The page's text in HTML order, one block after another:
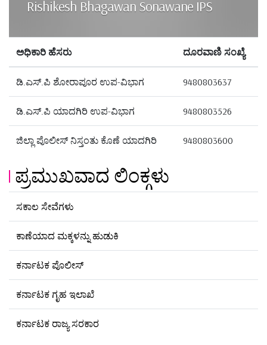
Rishikesh Bhagawan Sonawane IPS
ಅಧಿಕಾರಿ ಹೆಸರು ದೂರವಾಣಿ ಸಂಖ್ಯೆ
ಡಿ.ಎಸ್.ಪಿ ಶೋರಾಪೂರ ಉಪ-ವಿಭಾಗ 9480803637
ಡಿ.ಎಸ್.ಪಿ ಯಾದಗಿರಿ ಉಪ-ವಿಭಾಗ 9480803526
ಜಿಲ್ಲಾ ಪೊಲೀಸ್ ನಿಸ್ತಂತು ಕೊಣೆ ಯಾದಗಿರಿ 9480803600
ಪ್ರಮುಖವಾದ ಲಿಂಕ್ಗಳು
ಸಕಾಲ ಸೇವೆಗಳು
ಕಾಣೆಯಾದ ಮಕ್ಕಳನ್ನು ಹುಡುಕಿ
ಕರ್ನಾಟಕ ಪೊಲೀಸ್
ಕರ್ನಾಟಕ ಗೃಹ ಇಲಾಖೆ
ಕರ್ನಾಟಕ ರಾಜ್ಯ ಸರಕಾರ